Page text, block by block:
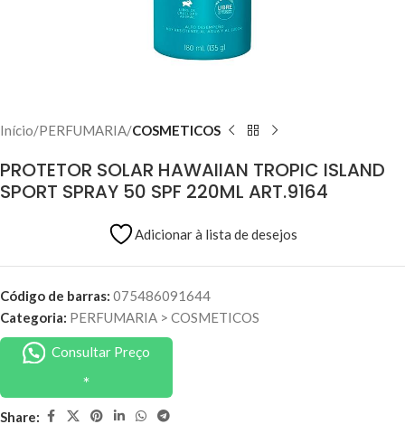
Início PERFUMARIA COSMETICOS
PROTETOR SOLAR HAWAIIAN TROPIC ISLAND
SPORT SPRAY 50 SPF 220ML ART.9164
Adicionar à lista de desejos
Código de barras: 075486091644
Categoria: PERFUMARIA > COSMETICOS
Consultar Preço
Share: